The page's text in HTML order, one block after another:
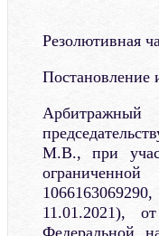
Резолютивная
Постановление
М.В., при
11.01.2021),
Федеральной